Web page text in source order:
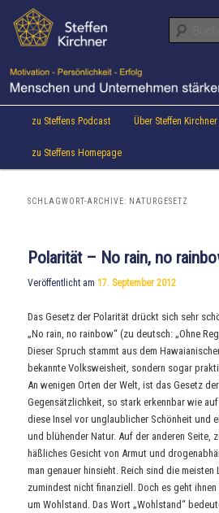
Inhalt
wechseln
sekundären
Inhalt
Steffen Kirchner Blog
Aktuelles von Speaker & Motivationstrainer
Hauptmenü
zu Steffens Podcast Über Steffen Kirchner
zu Steffens Homepage
SCHLAGWORT-ARCHIVE: NATURGESETZ
Polarität – No rain, no
Veröffentlicht am17. September 2012
Das Gesetz der Polarität drückt sich sehr
„No rain, no rainbow“ (zu deutsch: „Ohne
Dieser Spruch stammt aus dem
bekannte Volksweisheit, sondern sogar
An wenigen Orten der Welt, ist das Gesetz
Gegensätzlichkeit, so stark erkennbar wie
diese Insel vor unglaublicher Schönheit und
und blühender Natur. Auf der anderen Seite,
häßliches Gesicht von Armut und
man genauer hinsieht. Reich sind die
zumindest nicht finanziell. Doch es geht
um Wohlstand. Das Wort „Wohlstand“